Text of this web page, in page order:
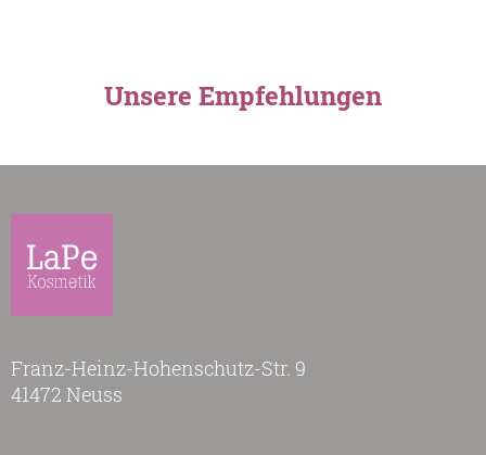
Unsere Empfehlungen
Franz-Heinz-Hohenschutz-Str. 9
41472 Neuss